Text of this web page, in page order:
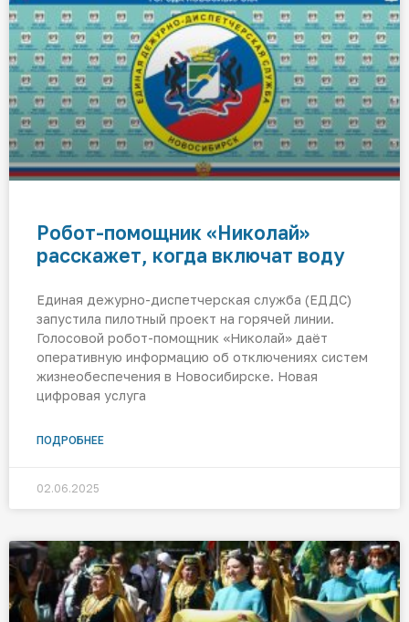
Робот-помощник «Николай»
расскажет, когда включат воду
Единая дежурно-диспетчерская служба (ЕДДС)
запустила пилотный проект на горячей линии.
Голосовой робот-помощник «Николай» даёт
оперативную информацию об отключениях систем
жизнеобеспечения в Новосибирске. Новая
цифровая услуга
ПОДРОБНЕЕ
02.06.2025